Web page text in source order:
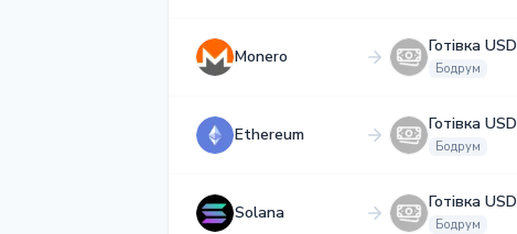
Monero
Готівка USD
Бодрум
Ethereum
Готівка USD
Бодрум
Solana
Готівка USD
Бодрум